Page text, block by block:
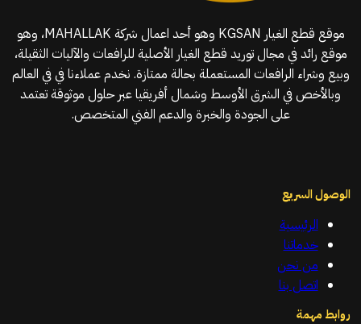
موقع قطع الغيار KGSAN وهو أحد اعمال شركة MAHALLAK، وهو
موقع رائد في مجال توريد قطع الغيار الأصلية للرافعات والآليات الثقيلة،
وبيع وشراء الرافعات المستعملة بحالة ممتازة. نخدم عملاءنا في في العالم
وبالأخص في الشرق الأوسط وشمال أفريقيا عبر حلول موثوقة تعتمد
على الجودة والخبرة والدعم الفني المتخصص.
الوصول السريع
الرئيسية
خدماتنا
من نحن
اتصل بنا
روابط مهمة